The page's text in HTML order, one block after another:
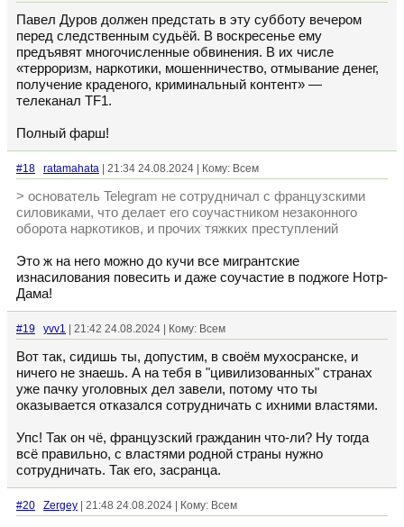
Павел Дуров должен предстать в эту субботу вечером
перед следственным судьёй. В воскресенье ему
предъявят многочисленные обвинения. В их числе
«терроризм, наркотики, мошенничество, отмывание денег,
получение краденого, криминальный контент» —
телеканал TF1.
Полный фарш!
#18 ratamahata | 21:34 24.08.2024 | Кому: Всем
> основатель Telegram не сотрудничал с французскими
силовиками, что делает его соучастником незаконного
оборота наркотиков, и прочих тяжких преступлений
Это ж на него можно до кучи все мигрантские
изнасилования повесить и даже соучастие в поджоге Нотр-
Дама!
#19 yvv1 | 21:42 24.08.2024 | Кому: Всем
Вот так, сидишь ты, допустим, в своём мухосранске, и
ничего не знаешь. А на тебя в "цивилизованных" странах
уже пачку уголовных дел завели, потому что ты
оказывается отказался сотрудничать с ихними властями.
Упс! Так он чё, французский гражданин что-ли? Ну тогда
всё правильно, с властями родной страны нужно
сотрудничать. Так его, засранца.
#20 Zergey | 21:48 24.08.2024 | Кому: Всем